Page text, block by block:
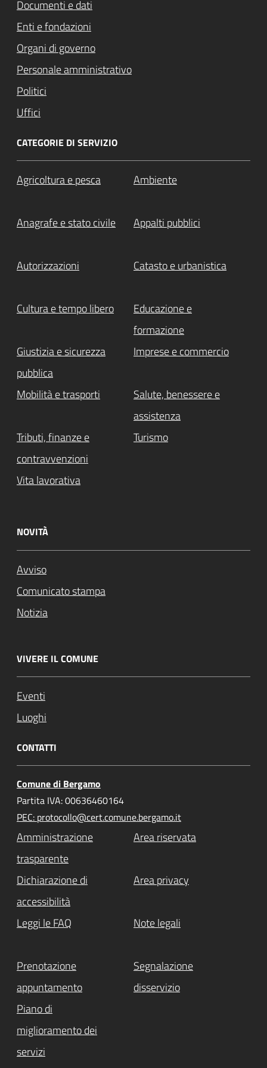
Documenti e dati
Enti e fondazioni
Organi di governo
Personale amministrativo
Politici
Uffici
CATEGORIE DI SERVIZIO
Agricoltura e pesca Ambiente
Anagrafe e stato civile Appalti pubblici
Autorizzazioni Catasto e urbanistica
Cultura e tempo libero
Educazione e
formazione
Giustizia e sicurezza
pubblica
Imprese e commercio
Mobilità e trasporti
Salute, benessere e
assistenza
Tributi, finanze e
contravvenzioni
Turismo
Vita lavorativa
NOVITÀ
Avviso
Comunicato stampa
Notizia
VIVERE IL COMUNE
Eventi
Luoghi
CONTATTI
Comune di Bergamo
Partita IVA: 00636460164
PEC: protocollo@cert.comune.bergamo.it
Amministrazione
trasparente
Area riservata
Dichiarazione di
accessibilità
Area privacy
Leggi le FAQ Note legali
Prenotazione
appuntamento
Segnalazione
disservizio
Piano di
miglioramento dei
servizi